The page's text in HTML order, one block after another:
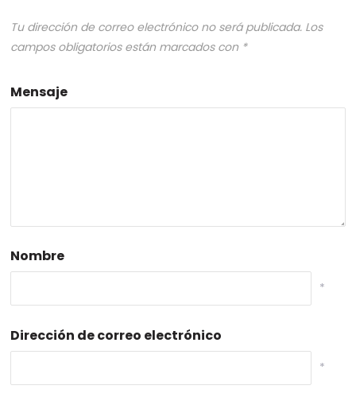
Tu dirección de correo electrónico no será publicada. Los
campos obligatorios están marcados con *
Mensaje
Nombre
*
Dirección de correo electrónico
*